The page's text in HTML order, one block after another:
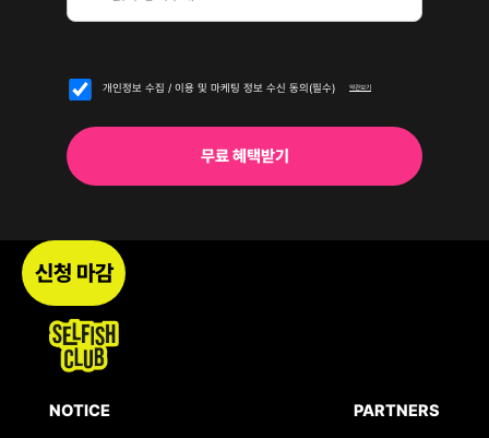
개인정보 수집 / 이용 및 마케팅 정보 수신 동의(필수) 약관보기
신청 마감
NOTICE PARTNERS